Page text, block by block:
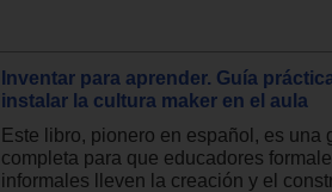
Inventar para aprender. Guía
instalar la cultura maker en el aula
Este libro, pionero en español, es una
completa para que educadores
informales lleven la creación y el